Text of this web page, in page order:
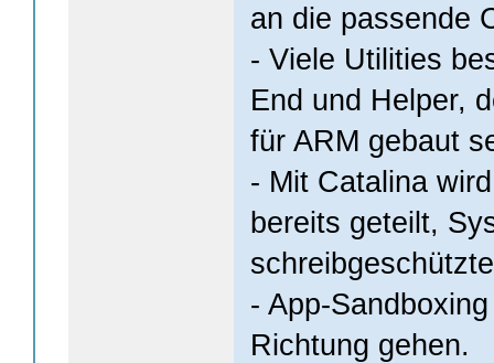
an die passende
- Viele Utilities
End und Helper,
für ARM gebaut
- Mit Catalina
bereits geteilt,
- App-
Richtung gehen.